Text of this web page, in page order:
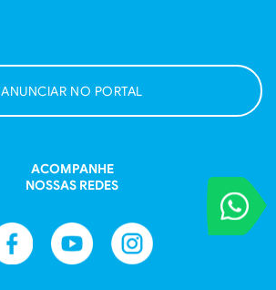
VOCÊ
Entre em
ANUNCIAR NO PORTAL
ACOMPANHE
NOSSAS REDES